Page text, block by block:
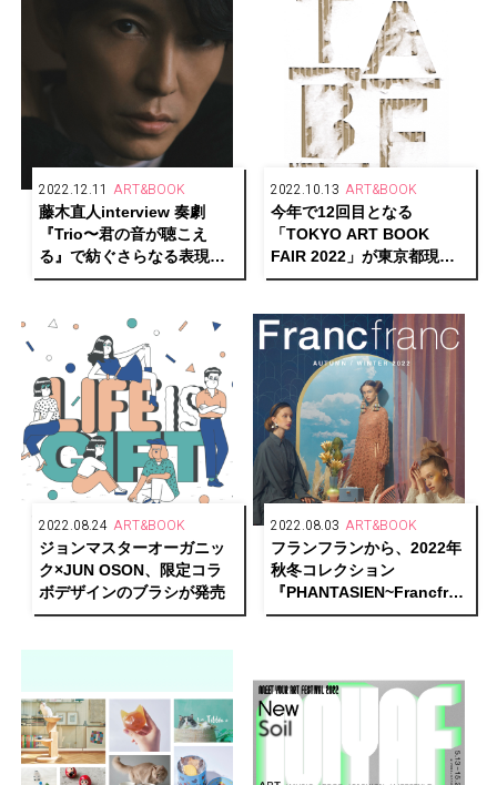
2022.12.11 ART&BOOK
藤木直人interview 奏劇
『Trio〜君の音が聴こえ
る』で紡ぐさらなる表現の
先ーーそして、普遍的な“輝
2022.10.13 ART&BOOK
今年で12回目となる
「TOKYO ART BOOK
FAIR 2022」が東京都現代
美術館で開催！
2022.08.24 ART&BOOK
ジョンマスターオーガニッ
ク×JUN OSON、限定コラ
ボデザインのブラシが発売
2022.08.03 ART&BOOK
フランフランから、2022年
秋冬コレクション
『PHANTASIEN~Francfranc
Shangri-la~』が登場